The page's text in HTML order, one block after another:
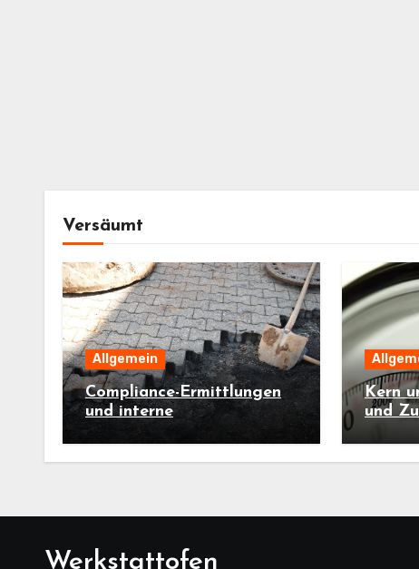
Versäumt
Allgemein
Compliance-Ermittlungen
und interne
Untersuchungen im
Handwerksbetrieb
Kern
und
Werkstattofen